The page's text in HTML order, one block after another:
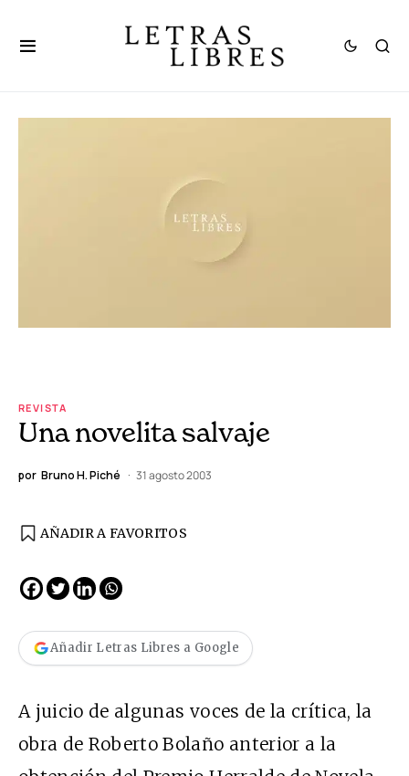
REVISTA
Una novelita salvaje
por Bruno H. Piché 31 agosto 2003
AÑADIR A FAVORITOS
Añadir Letras Libres a Google
A juicio de algunas voces de la crítica, la
obra de Roberto Bolaño anterior a la